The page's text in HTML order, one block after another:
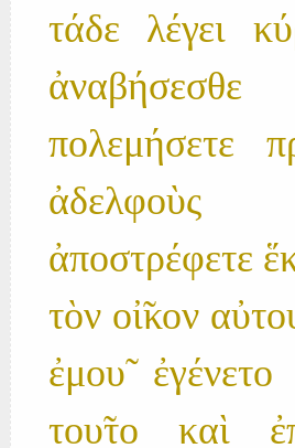
τάδε λέγει
πολεμήσετε
ἀποστρέφετε
τὸν οἰ̃κον
ἐμου̃
του̃το καὶ